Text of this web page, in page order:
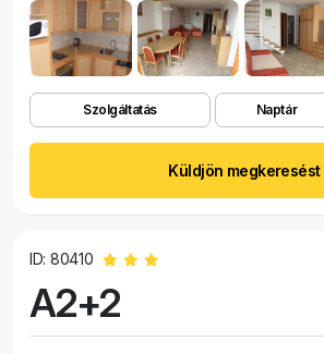
Szolgáltatás Naptár
Küldjön megkeresést
ID: 80410
A2+2